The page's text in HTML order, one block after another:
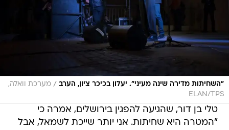
"השחיתות מדירה שינה מעיני". יעלון בכיכר ציון, הערב / מערכת וואלה,
ELAN/TPS
טלי בן דור, שהגיעה להפגין בירושלים, אמרה כי
"המטרה היא שחיתות. אני יותר שייכת לשמאל, אבל